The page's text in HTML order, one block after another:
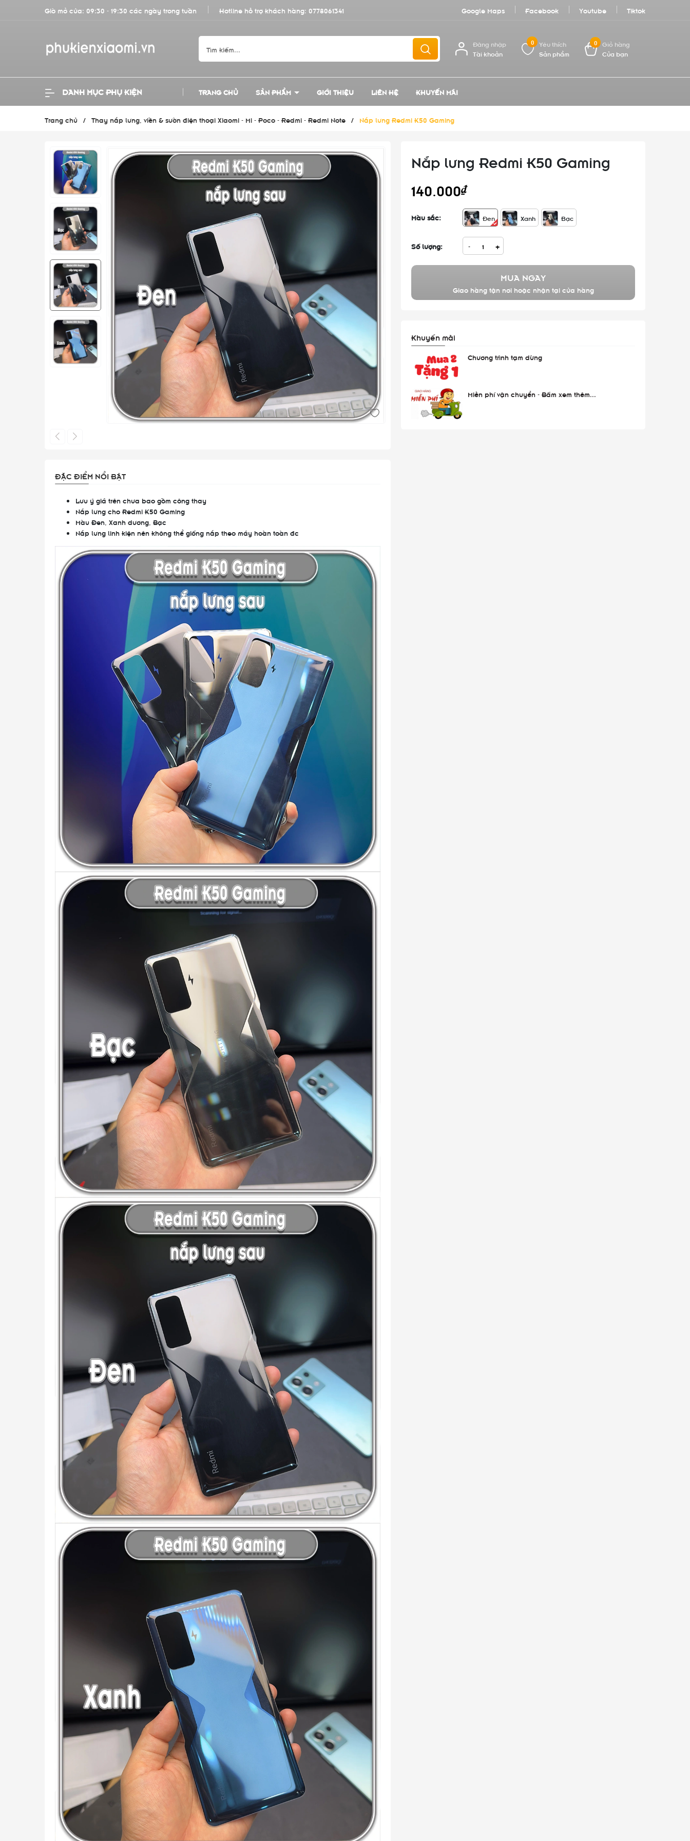
Giờ mở cửa: 09:30 - 19:30 các ngày trong tuần Hotline hỗ trợ khách hàng: 0778061341 Google Maps Facebook Youtube Tiktok
Đăng nhập
Tài khoản
0
Yêu thích
Sản phẩm
0
Giỏ hàng
Của bạn
DANH MỤC PHỤ KIỆN TRANG CHỦ SẢN PHẨM GIỚI THIỆU LIÊN HỆ KHUYẾN MÃI
Trang chủ / Thay nắp lưng, viền & sườn điện thoại Xiaomi - Mi - Poco - Redmi - Redmi Note / Nắp lưng Redmi K50 Gaming
ĐẶC ĐIỂM NỔI BẬT
Lưu ý giá trên chưa bao gồm công thay
Nắp lưng cho Redmi K50 Gaming
Màu Đen, Xanh dương, Bạc
Nắp lưng linh kiện nên không thể giống nắp theo máy hoàn toàn đc
Nắp lưng Redmi K50 Gaming
140.000₫
Màu sắc: Đen Xanh Bạc
Số lượng: - +
MUA NGAY
Giao hàng tận nơi hoặc nhận tại cửa hàng
Khuyến mãi
Chương trình tạm dừng
Miễn phí vận chuyển - Bấm xem thêm...